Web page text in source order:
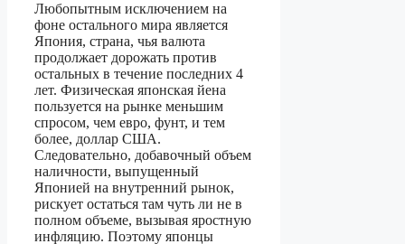
Любопытным исключением на
фоне остального мира является
Япония, страна, чья валюта
продолжает дорожать против
остальных в течение последних 4
лет. Физическая японская йена
пользуется на рынке меньшим
спросом, чем евро, фунт, и тем
более, доллар США.
Следовательно, добавочный объем
наличности, выпущенный
Японией на внутренний рынок,
рискует остаться там чуть ли не в
полном объеме, вызывая яростную
инфляцию. Поэтому японцы